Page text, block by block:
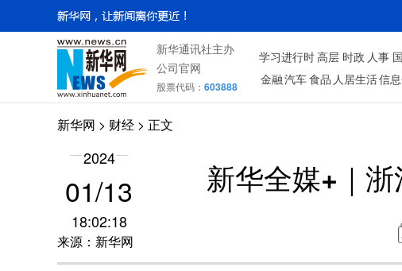
新华通讯社主办
公司官网
股票代码： 603888
学习进行时 高层 时政 人事
金融 汽车 食品 人居生活信
新华网 > 财经 > 正文
2024
01/13
18:02:18
来源：新华网
新华全媒+｜